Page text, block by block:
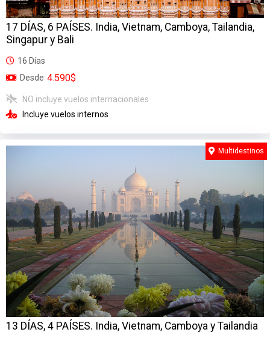
17 DÍAS, 6 PAÍSES. India, Vietnam, Camboya, Tailandia,
Singapur y Bali
16 Días
Desde 4.590$
NO incluye vuelos internacionales
Incluye vuelos internos
13 DÍAS, 4 PAÍSES. India, Vietnam, Camboya y Tailandia
Multidestinos